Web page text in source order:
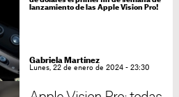
lanzamiento de las Apple Vision Pro!
Gabriela Martínez
Lunes, 22 de enero de 2024 - 23:30